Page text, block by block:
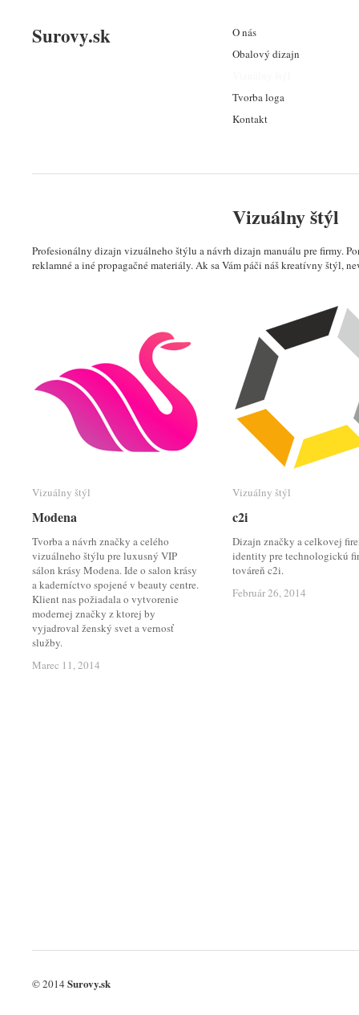
Surovy.sk
O nás
Obalový dizajn
Tvorba loga
Kontakt
Vizuálny štýl
Profesionálny dizajn vizuálneho štýlu a návrh dizajn manuálu pre firmy.
reklamné a iné propagačné materiály. Ak sa Vám páči náš kreatívny štýl,
Vizuálny štýl
Modena
Tvorba a návrh značky a celého
vizuálneho štýlu pre luxusný VIP
sálon krásy Modena. Ide o salon krásy
a kaderníctvo spojené v beauty centre.
Klient nas požiadala o vytvorenie
modernej značky z ktorej by
vyjadroval ženský svet a vernosť
služby.
Marec 11, 2014
Vizuálny štýl
Modena
Marec 11, 2014
Vizuálny štýl
c2i
Dizajn značky a celkovej
identity pre technologickú
továreň c2i.
Február 26, 2014
Vizuálny štýl
c2i
Február 26, 2014
© 2014 Surovy.sk